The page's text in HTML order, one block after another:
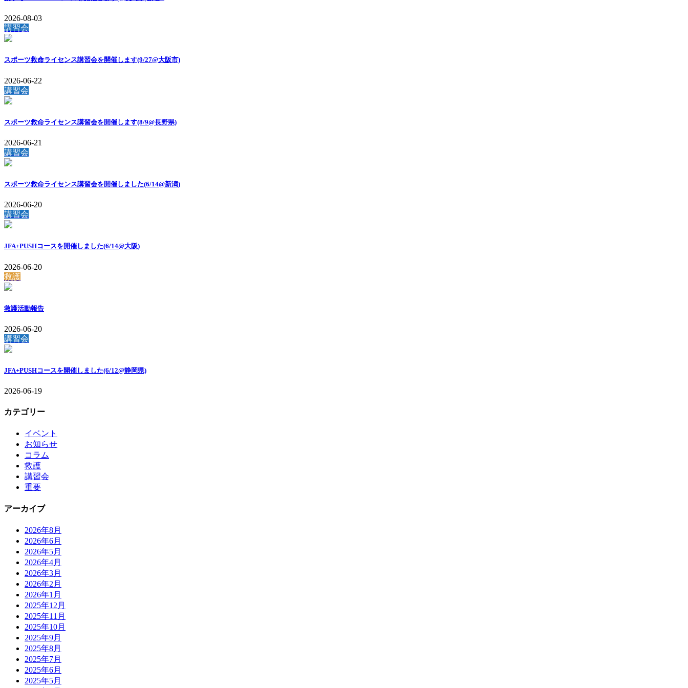
2026-08-03
講習会
スポーツ救命ライセンス講習会を開催します(9/27@大阪市)
2026-06-22
講習会
スポーツ救命ライセンス講習会を開催します(8/9@長野県)
2026-06-21
講習会
スポーツ救命ライセンス講習会を開催しました(6/14@新潟)
2026-06-20
講習会
JFA+PUSHコースを開催しました(6/14@大阪)
2026-06-20
救護
救護活動報告
2026-06-20
講習会
JFA+PUSHコースを開催しました(6/12@静岡県)
2026-06-19
カテゴリー
イベント
お知らせ
コラム
救護
講習会
重要
アーカイブ
2026年8月
2026年6月
2026年5月
2026年4月
2026年3月
2026年2月
2026年1月
2025年12月
2025年11月
2025年10月
2025年9月
2025年8月
2025年7月
2025年6月
2025年5月